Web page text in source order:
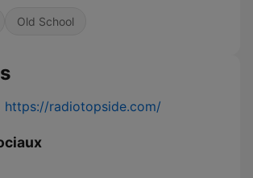
Old School
https://radiotopside.com/